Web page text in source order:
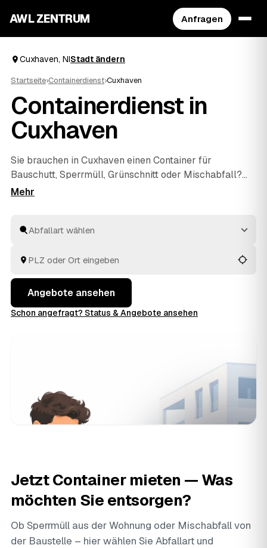
AWL ZENTRUM Anfragen
Cuxhaven, NIStadt ändern
Startseite›Containerdienst›Cuxhaven
Containerdienst in
Cuxhaven
Sie brauchen in Cuxhaven einen Container für
Bauschutt, Sperrmüll, Grünschnitt oder Mischabfall?
Beschreiben Sie in wenigen Klicks, was weg soll, und
einmal raus und bekommen mehrere Festpreis-
finden Sie in Cuxhaven und
passt.Angebote ansehen
Schon angefragt? Status & Angebote ansehen
Jetzt Container mieten — Was
möchten Sie entsorgen?
Ob Sperrmüll aus der Wohnung oder Mischabfall von
der Baustelle – hier wählen Sie Abfallart und